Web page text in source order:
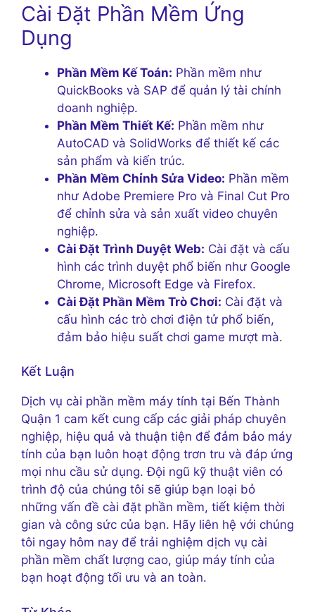
Cài Đặt Phần Mềm Ứng
Dụng
Phần Mềm Kế Toán: Phần mềm như
QuickBooks và SAP để quản lý tài chính
doanh nghiệp.
Phần Mềm Thiết Kế: Phần mềm như
AutoCAD và SolidWorks để thiết kế các
sản phẩm và kiến trúc.
Phần Mềm Chỉnh Sửa Video: Phần mềm
như Adobe Premiere Pro và Final Cut Pro
để chỉnh sửa và sản xuất video chuyên
nghiệp.
Cài Đặt Trình Duyệt Web: Cài đặt và cấu
hình các trình duyệt phổ biến như Google
Chrome, Microsoft Edge và Firefox.
Cài Đặt Phần Mềm Trò Chơi: Cài đặt và
cấu hình các trò chơi điện tử phổ biến,
đảm bảo hiệu suất chơi game mượt mà.
Kết Luận
Dịch vụ cài phần mềm máy tính tại Bến Thành
Quận 1 cam kết cung cấp các giải pháp chuyên
nghiệp, hiệu quả và thuận tiện để đảm bảo máy
tính của bạn luôn hoạt động trơn tru và đáp ứng
mọi nhu cầu sử dụng. Đội ngũ kỹ thuật viên có
trình độ của chúng tôi sẽ giúp bạn loại bỏ
những vấn đề cài đặt phần mềm, tiết kiệm thời
gian và công sức của bạn. Hãy liên hệ với chúng
tôi ngay hôm nay để trải nghiệm dịch vụ cài
phần mềm chất lượng cao, giúp máy tính của
bạn hoạt động tối ưu và an toàn.